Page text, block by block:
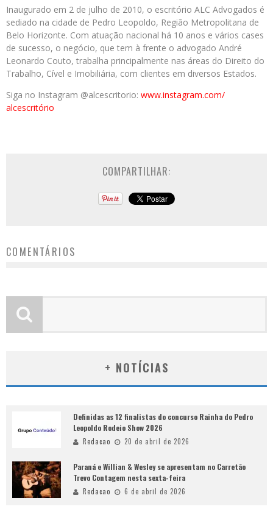
Inaugurado em 2 de julho de 2010, o escritório ALC Advogados é
sediado na cidade de Pedro Leopoldo, Região Metropolitana de
Belo Horizonte. Com atuação nacional há 10 anos e vários cases
de sucesso, o negócio, que tem à frente o advogado André
Leonardo Couto, trabalha principalmente nas áreas do Direito do
Trabalho, Cível e Imobiliária, com clientes em diversos Estados.
Siga no Instagram @alcescritorio: www.instagram.com/
alcescritório
COMPARTILHAR:
COMENTÁRIOS
+ NOTÍCIAS
Definidas as 12 finalistas do concurso Rainha do Pedro
Leopoldo Rodeio Show 2026
Redacao 20 de abril de 2026
Paraná e Willian & Wesley se apresentam no Carretão
Trevo Contagem nesta sexta-feira
Redacao 6 de abril de 2026